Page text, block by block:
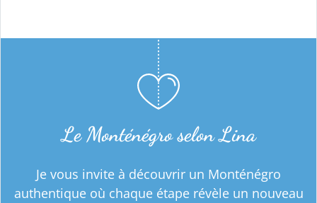
Le Monténégro selon Lina
Je vous invite à découvrir un Monténégro
authentique où chaque étape révèle un nouveau